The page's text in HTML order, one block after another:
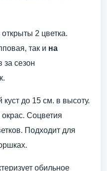
2 цветка.
так и на
за сезон
до 15 см. в высоту.
Соцветия
Подходит для
обильное